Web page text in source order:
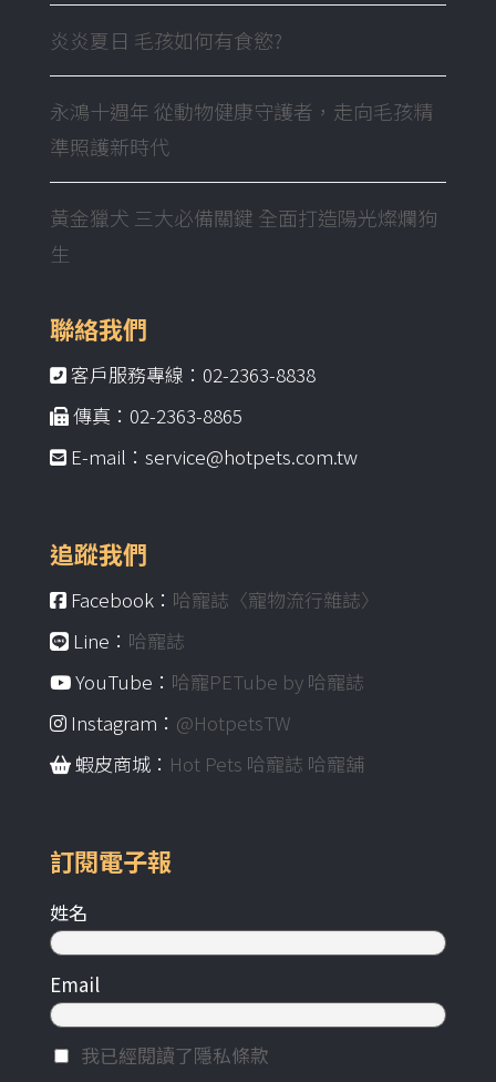
炎炎夏日 毛孩如何有食慾?
永鴻十週年 從動物健康守護者，走向毛孩精
準照護新時代
黃金獵犬 三大必備關鍵 全面打造陽光燦爛狗
生
聯絡我們
客戶服務專線：02-2363-8838
傳真：02-2363-8865
E-mail：service@hotpets.com.tw
追蹤我們
Facebook： 哈寵誌〈寵物流行雜誌〉
Line： 哈寵誌
YouTube： 哈寵PETube by 哈寵誌
Instagram： @HotpetsTW
蝦皮商城： Hot Pets 哈寵誌 哈寵舖
訂閱電子報
姓名
Email
我已經閱讀了隱私條款